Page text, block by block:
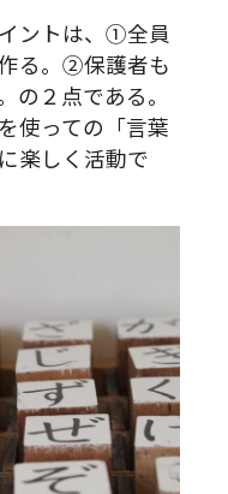
ントは、①全員
る。②保護者も
の２点である。
使っての「言葉
楽しく活動で